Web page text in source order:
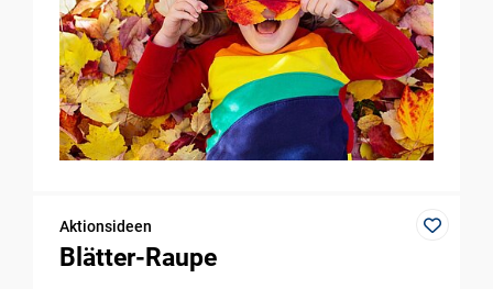
Aktionsideen
Blätter-Raupe